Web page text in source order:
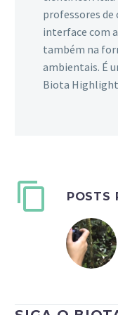
professores de
interface com
também na
ambientais. É
Biota
POSTS